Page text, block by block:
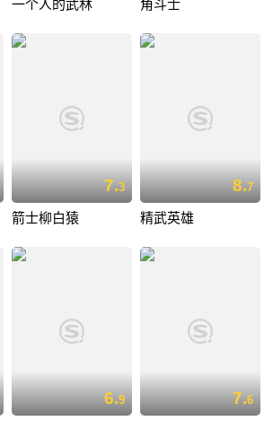
一个人的武林 角斗士
7.3
箭士柳白猿
8.7
精武英雄
6.9 7.6